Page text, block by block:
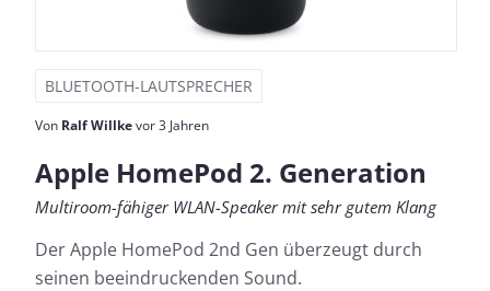
BLUETOOTH-LAUTSPRECHER
Von Ralf Willkevor 3 Jahren
Apple HomePod 2. Generation
Multiroom-fähiger WLAN-Speaker mit sehr gutem Klang
Der Apple HomePod 2nd Gen überzeugt durch
seinen beeindruckenden Sound.